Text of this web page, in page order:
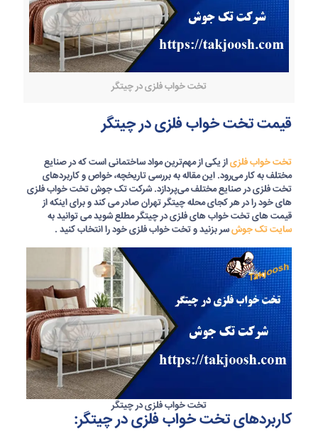
تخت خواب فلزی در چیتگر
قیمت تخت خواب فلزی در چیتگر
تخت خواب فلزیاز یکی از مهم‌ترین مواد ساختمانی است که در صنایع
مختلف به کار می‌رود. این مقاله به بررسی تاریخچه، خواص و کاربردهای
تخت فلزی در صنایع مختلف می‌پردازد. شرکت تک جوش تخت خواب فلزی
های خود را در هر کجای محله چیتگر تهران صادر می کند و برای اینکه از
قیمت های تخت خواب های فلزی در چیتگر مطلع شوید می توانید به
سایت تک جوشسر بزنید و تخت خواب فلزی خود را انتخاب کنید .
تخت خواب فلزی در چیتگر
کاربردهای تخت خواب فلزی در چیتگر: